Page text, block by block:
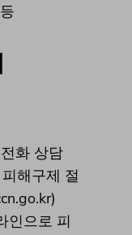
화 상담
해구제 절
인으로 피